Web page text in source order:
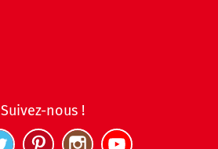
Suivez-nous !